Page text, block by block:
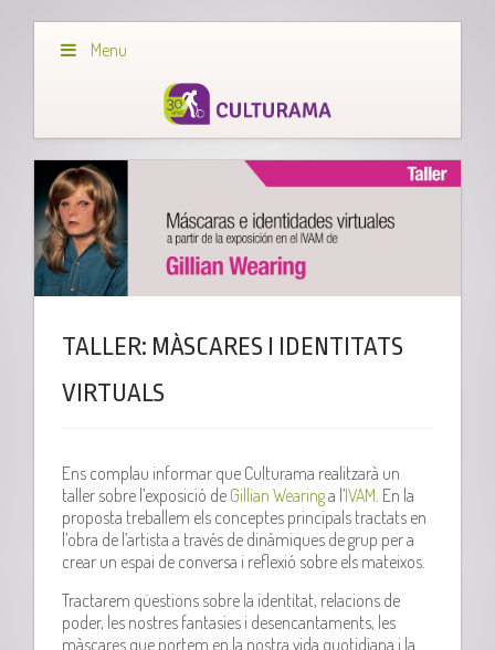
Menu
TALLER: MÀSCARES I IDENTITATS
VIRTUALS
Ens complau informar que Culturama realitzarà un
taller sobre l’exposició de Gillian Wearinga l’IVAM. En la
proposta treballem els conceptes principals tractats en
l’obra de l’artista a través de dinàmiques de grup per a
crear un espai de conversa i reflexió sobre els mateixos.
Tractarem qüestions sobre la identitat, relacions de
poder, les nostres fantasies i desencantaments, les
màscares que portem en la nostra vida quotidiana i la